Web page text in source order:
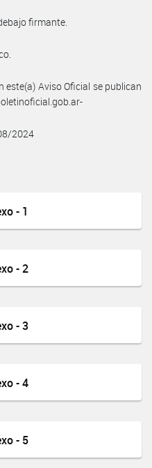
firmante.
Aviso Oficial se publican
2024
- 1
- 2
- 3
- 4
- 5